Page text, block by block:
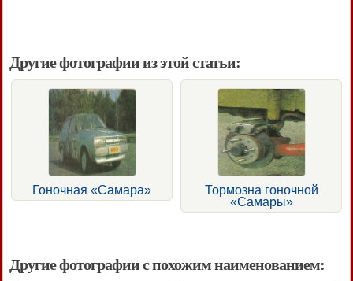
Другие фотографии из этой статьи:
Гоночная «Самара»
Тормозна гоночной
«Самары»
Другие фотографии с похожим наименованием: